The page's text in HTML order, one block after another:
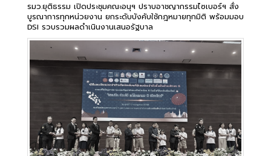
รมว.ยุติธรรม เปิดประชุมคณะอนุฯ ปราบอาชญากรรมไซเบอร์ฯ สั่ง
บูรณาการทุกหน่วยงาน ยกระดับบังคับใช้กฎหมายทุกมิติ พร้อมมอบ
DSI รวบรวมผลดำเนินงานเสนอรัฐบาล